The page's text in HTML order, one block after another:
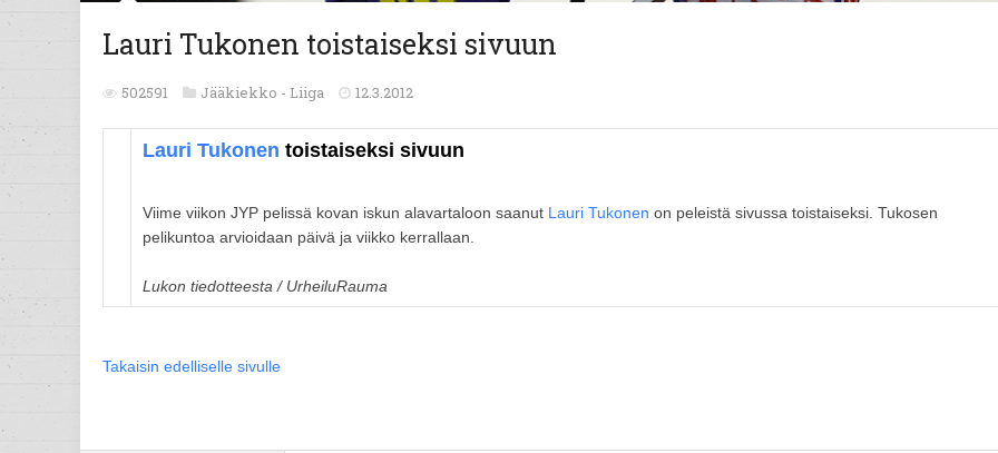
Lauri Tukonen toistaiseksi sivuun
502591 Jääkiekko - Liiga 12.3.2012
Lauri Tukonen toistaiseksi sivuun
Viime viikon JYP pelissä kovan iskun alavartaloon saanut Lauri Tukonen on peleistä sivussa toistaiseksi. Tukosen
pelikuntoa arvioidaan päivä ja viikko kerrallaan.
Lukon tiedotteesta / UrheiluRauma
Takaisin edelliselle sivulle